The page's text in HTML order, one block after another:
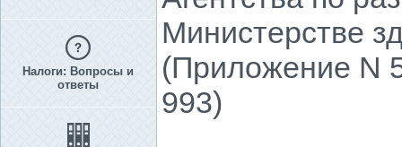
Налоги: Вопросы и
ответы
Министерстве
(Приложение N
993)